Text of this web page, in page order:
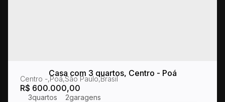
Casa com 3 quartos, Centro - Poá
R$ 600.000,00
Centro ,Poá,São Paulo,Brasil
3 2